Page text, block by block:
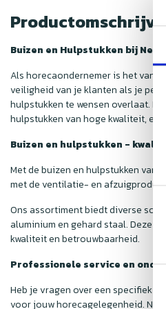
Buizen en Hulpstukken bij
Als horecaondernemer is het van
veiligheid van je klanten als je
hulpstukken te wensen overlaat.
hulpstukken van hoge kwaliteit, en
Buizen en hulpstukken -
Met de buizen en hulpstukken van
met de ventilatie- en
Ons assortiment biedt diverse
aluminium en gehard staal. Deze
kwaliteit en betrouwbaarheid.
Professionele service en
Heb je vragen over een specifiek
voor jouw horecagelegenheid.